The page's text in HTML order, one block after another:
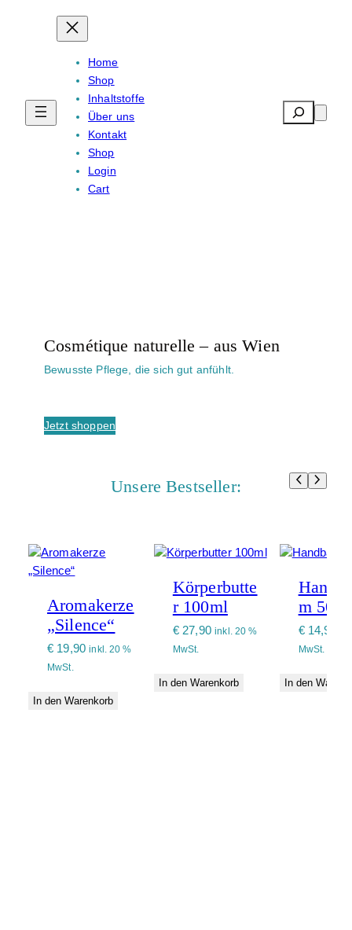
Home
Shop
Inhaltstoffe
Über uns
Kontakt
Shop
Login
Cart
Search
Cosmétique naturelle – aus Wien
Bewusste Pflege, die sich gut anfühlt.
Jetzt shoppen
Unsere Bestseller:
Aromakerze
„Silence“
€ 19,90 inkl. 20 %
MwSt.
In den Warenkorb
Körperbutte
r 100ml
€27,90 inkl. 20 %
MwSt.
In den Warenkorb
m 50
€14,90
MwSt.
In den